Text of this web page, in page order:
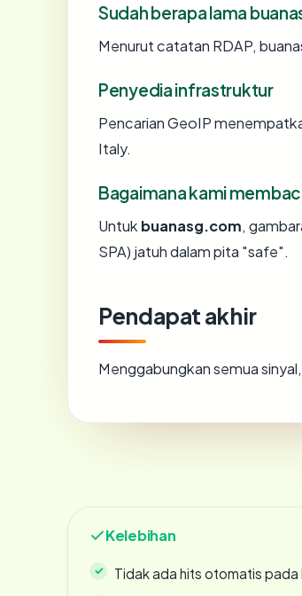
Sudah berapa lama
Menurut catatan RDAP,
Penyedia infrastruktur
Pencarian GeoIP
Italy.
Bagaimana kami
Untuk buanasg.com,
SPA) jatuh dalam pita "safe".
Pendapat akhir
Menggabungkan semua
Kelebihan
Tidak ada hits otomatis